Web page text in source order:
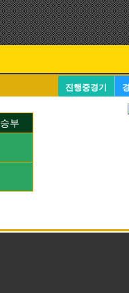
진행중경기
승부